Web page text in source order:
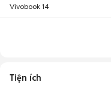
Vivobook 14
Tiện ích